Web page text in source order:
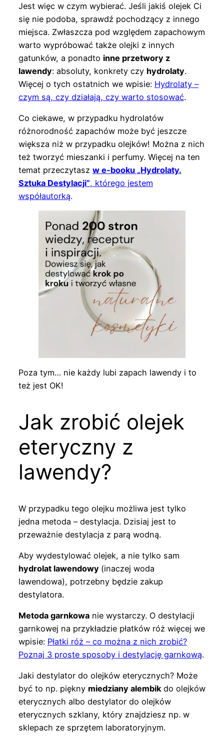
Jest więc w czym wybierać. Jeśli jakiś olejek Ci
się nie podoba, sprawdź pochodzący z innego
miejsca. Zwłaszcza pod względem zapachowym
warto wypróbować także olejki z innych
gatunków, a ponadto inne przetwory z
lawendy: absoluty, konkrety czy hydrolaty.
Więcej o tych ostatnich we wpisie: Hydrolaty –
czym są, czy działają, czy warto stosować.
Co ciekawe, w przypadku hydrolatów
różnorodność zapachów może być jeszcze
większa niż w przypadku olejków! Można z nich
też tworzyć mieszanki i perfumy. Więcej na ten
temat przeczytasz w e-booku „Hydrolaty.
Sztuka Destylacji”, którego jestem
współautorką.
Poza tym… nie każdy lubi zapach lawendy i to
też jest OK!
Jak zrobić olejek
eteryczny z
lawendy?
W przypadku tego olejku możliwa jest tylko
jedna metoda – destylacja. Dzisiaj jest to
przeważnie destylacja z parą wodną.
Aby wydestylować olejek, a nie tylko sam
hydrolat lawendowy (inaczej woda
lawendowa), potrzebny będzie zakup
destylatora.
Metoda garnkowanie wystarczy. O destylacji
garnkowej na przykładzie płatków róż więcej we
wpisie: Płatki róż – co można z nich zrobić?
Poznaj 3 proste sposoby i destylację garnkową.
Jaki destylator do olejków eterycznych? Może
być to np. piękny miedziany alembikdo olejków
eterycznych albo destylator do olejków
eterycznych szklany, który znajdziesz np. w
sklepach ze sprzętem laboratoryjnym.